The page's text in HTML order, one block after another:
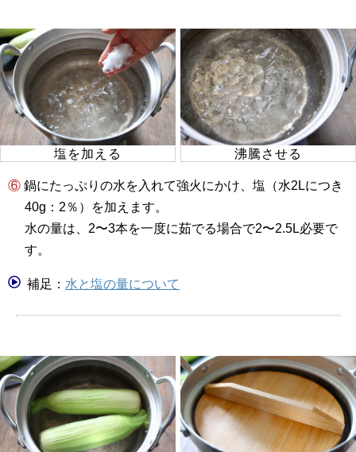
塩を加える 沸騰させる
⑥ 鍋にたっぷりの水を入れて強火にかけ、塩（水2Lにつき
40g：2％）を加えます。
水の量は、2〜3本を一度に茹でる場合で2〜2.5L必要で
す。
補足： 水と塩の量について